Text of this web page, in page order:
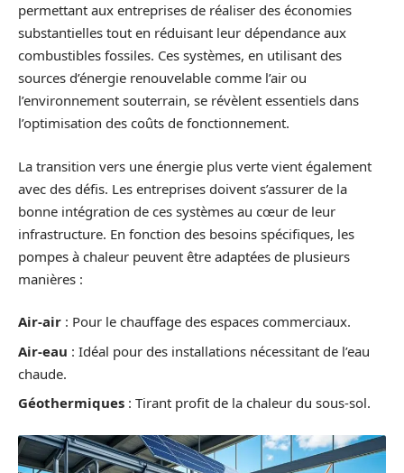
permettant aux entreprises de réaliser des économies
substantielles tout en réduisant leur dépendance aux
combustibles fossiles. Ces systèmes, en utilisant des
sources d’énergie renouvelable comme l’air ou
l’environnement souterrain, se révèlent essentiels dans
l’optimisation des coûts de fonctionnement.
La transition vers une énergie plus verte vient également
avec des défis. Les entreprises doivent s’assurer de la
bonne intégration de ces systèmes au cœur de leur
infrastructure. En fonction des besoins spécifiques, les
pompes à chaleur peuvent être adaptées de plusieurs
manières :
Air-air : Pour le chauffage des espaces commerciaux.
Air-eau : Idéal pour des installations nécessitant de l’eau
chaude.
Géothermiques : Tirant profit de la chaleur du sous-sol.